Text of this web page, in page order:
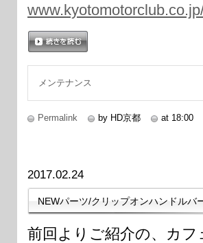
メンテナンス
Permalink by HD京都 at 18:00
2017.02.24
NEWパーツ/クリップオンハンドルバ
前回よりご紹介の、カ